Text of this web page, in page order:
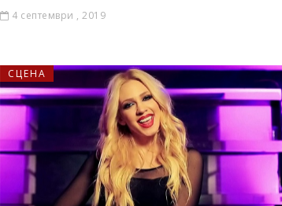
4 септември , 2019
СЦЕНА